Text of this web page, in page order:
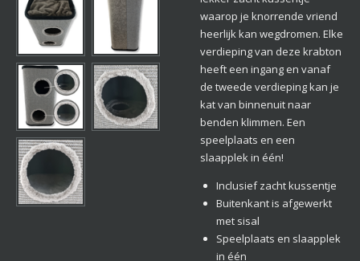
waarop je knorrende vriend
heerlijk kan wegdromen. Elke
verdieping van deze krabton
heeft een ingang en vanaf
de tweede verdieping kan je
kat van binnenuit naar
benden klimmen. Een
speelplaats en een
slaapplek in één!
Inclusief zacht kussentje
Buitenkant is afgewerkt
met sisal
Speelplaats en slaapplek
in één